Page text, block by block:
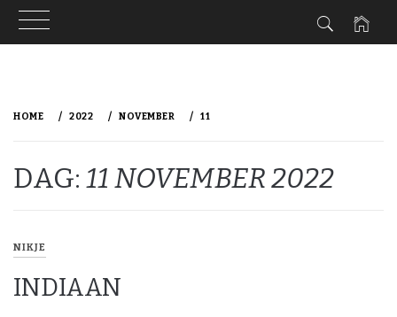
HOME 2022 NOVEMBER 11
DAG: 11 NOVEMBER 2022
NIKJE
INDIAAN